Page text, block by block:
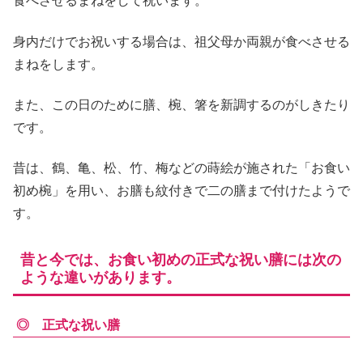
身内だけでお祝いする場合は、祖父母か両親が食べさせる
まねをします。
また、この日のために膳、椀、箸を新調するのがしきたり
です。
昔は、鶴、亀、松、竹、梅などの蒔絵が施された「お食い
初め椀」を用い、お膳も紋付きで二の膳まで付けたようで
す。
昔と今では、お食い初めの正式な祝い膳には次の
ような違いがあります。
◎ 正式な祝い膳